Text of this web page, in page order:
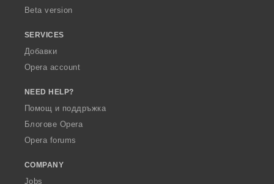
Beta version
SERVICES
Добавки
Opera account
NEED HELP?
Помощ и поддръжка
Блогове Opera
Opera forums
COMPANY
Jobs